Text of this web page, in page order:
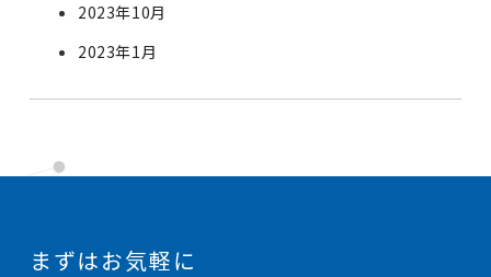
2023年10月
2023年1月
まずはお気軽に